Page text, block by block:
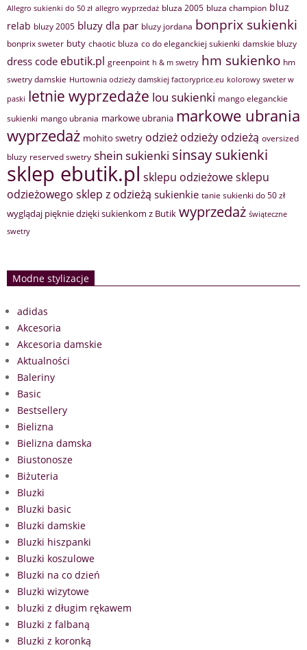
Allegro sukienki do 50 zł allegro wyprzedaż bluza 2005 bluza champion bluz
relab bluzy 2005 bluzy dla par bluzy jordana bonprix sukienki
bonprix sweter buty chaotic bluza co do eleganckiej sukienki damskie bluzy
dress code ebutik.pl greenpoint h & m swetry hm sukienko hm
swetry damskie Hurtownia odzieży damskiej factoryprice.eu kolorowy sweter w
paski letnie wyprzedaże lou sukienki mango eleganckie
sukienki mango ubrania markowe ubrania markowe ubrania
wyprzedaż mohito swetry odzież odzieży odzieżą oversized
bluzy reserved swetry shein sukienki sinsay sukienki
sklep ebutik.pl sklepu odzieżowesklepu
odzieżowego sklep z odzieżą sukienkie tanie sukienki do 50 zł
wyglądaj pięknie dzięki sukienkom z Butik wyprzedaż świąteczne
swetry
Modne stylizacje
adidas
Akcesoria
Akcesoria damskie
Aktualności
Baleriny
Basic
Bestsellery
Bielizna
Bielizna damska
Biustonosze
Biżuteria
Bluzki
Bluzki basic
Bluzki damskie
Bluzki hiszpanki
Bluzki koszulowe
Bluzki na co dzień
Bluzki wizytowe
bluzki z długim rękawem
Bluzki z falbaną
Bluzki z koronką